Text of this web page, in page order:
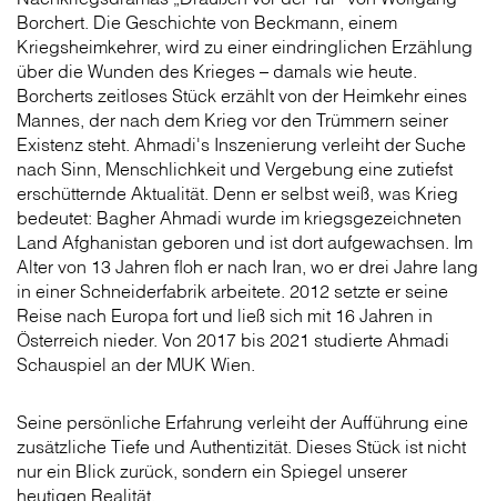
Borchert. Die Geschichte von Beckmann, einem
Kriegsheimkehrer, wird zu einer eindringlichen Erzählung
über die Wunden des Krieges – damals wie heute.
Borcherts zeitloses Stück erzählt von der Heimkehr eines
Mannes, der nach dem Krieg vor den Trümmern seiner
Existenz steht. Ahmadi's Inszenierung verleiht der Suche
nach Sinn, Menschlichkeit und Vergebung eine zutiefst
erschütternde Aktualität. Denn er selbst weiß, was Krieg
bedeutet: Bagher Ahmadi wurde im kriegsgezeichneten
Land Afghanistan geboren und ist dort aufgewachsen. Im
Alter von 13 Jahren floh er nach Iran, wo er drei Jahre lang
in einer Schneiderfabrik arbeitete. 2012 setzte er seine
Reise nach Europa fort und ließ sich mit 16 Jahren in
Österreich nieder. Von 2017 bis 2021 studierte Ahmadi
Schauspiel an der MUK Wien.
Seine persönliche Erfahrung verleiht der Aufführung eine
zusätzliche Tiefe und Authentizität. Dieses Stück ist nicht
nur ein Blick zurück, sondern ein Spiegel unserer
heutigen Realität.